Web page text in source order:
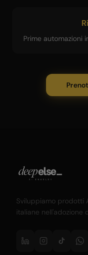
Prime automazioni
Sviluppiamo prodotti
italiane nell'adozione